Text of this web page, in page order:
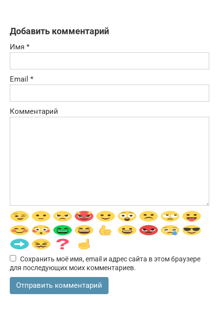
Добавить комментарий
Имя *
Email *
Комментарий
Сохранить моё имя, email и адрес сайта в этом браузере
для последующих моих комментариев.